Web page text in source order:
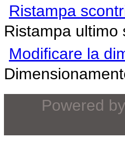
Ristampa
Ristampa ultimo
Modificare la
Powered by